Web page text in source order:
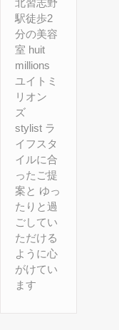
駅徒歩2
分の美容
室 huit
millions
ユイトミ
リオン
ズ
stylist ラ
イフスタ
イルに合
ったご提
案と ゆっ
たりと過
ごしてい
ただける
ように心
がけてい
ます